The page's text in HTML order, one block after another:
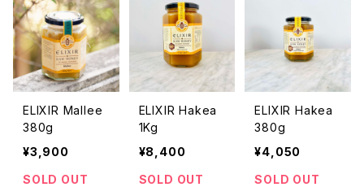
ELIXIR Mallee
380g
¥3,900
SOLD OUT
ELIXIR Hakea
1Kg
¥8,400
SOLD OUT
ELIXIR Hakea
380g
¥4,050
SOLD OUT